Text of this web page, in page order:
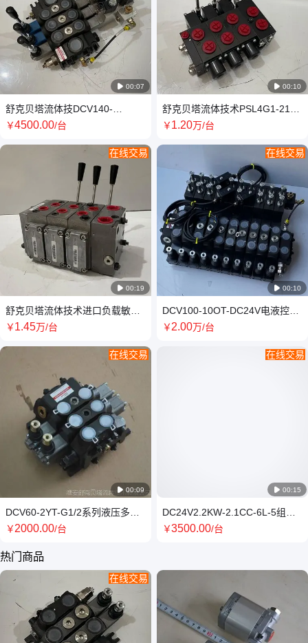
 00:07
舒克贝塔流体技DCV140-
2YT.OT-DC24V电控液压多路换
￥4500.00/台
 00:19
在线交易
舒克贝塔流体技术进口负载敏感
手动比例阀PVG32-3
￥1.45万/台
 00:09
在线交易
DCV60-2YT-G1/2系列液压多路
换向阀SKBTFLUID牌
￥2000.00/台
 00:10
舒克贝塔流体技术PSL4G1-210-
3国产负载敏感比例阀
￥1.20万/台
 00:10
在线交易
DCV100-10OT-DC24V电液控防
爆液压多路换向阀
￥2.00万/台
 00:15
在线交易
DC24V2.2KW-2.1CC-6L-5组电
磁阀液压动力单元
￥3500.00/台
热门商品
在线交易